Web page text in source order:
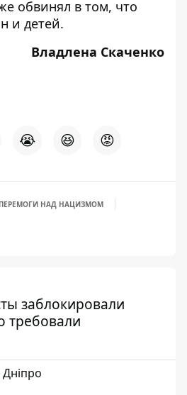
обвинял в том, что
и детей.
Владлена Скаченко
😭 😆 😡
НАД НАЦИЗМОМ
заблокировали
требовали